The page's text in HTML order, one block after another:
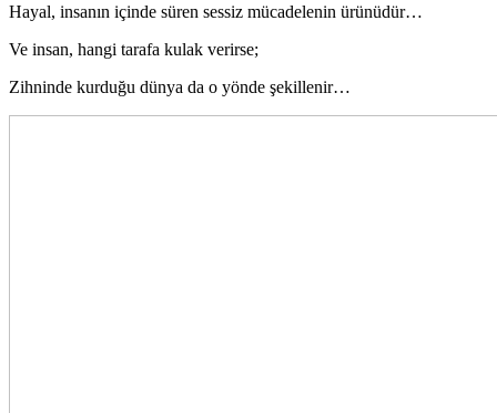
Hayal, insanın içinde süren sessiz mücadelenin ürünüdür…
Ve insan, hangi tarafa kulak verirse;
Zihninde kurduğu dünya da o yönde şekillenir…